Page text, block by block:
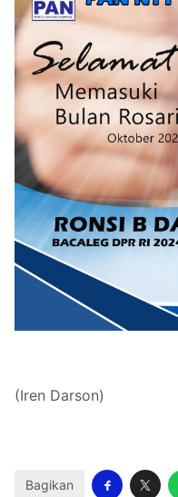
(Iren Darson)
Bagikan